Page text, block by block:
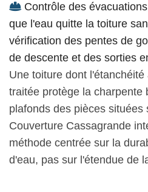
Contrôle des
que l'eau quitte la toiture
vérification des pentes de
de descente et des sorties
Une toiture dont
traitée protège la charpente
plafonds des pièces situées
Couverture Cassagrande
méthode centrée sur la
d'eau, pas sur l'étendue de